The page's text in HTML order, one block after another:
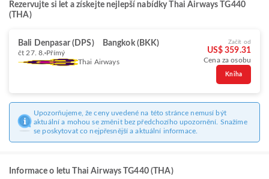
Rezervujte si let a získejte nejlepší nabídky Thai Airways TG440
(THA)
Bali Denpasar (DPS) Bangkok (BKK)
čt 27. 8. Přímý
Thai Airways
Začít od
US$ 359.31
Cena za osobu
Kniha
Upozorňujeme, že ceny uvedené na této stránce nemusí být
aktuální a mohou se změnit bez předchozího upozornění. Snažíme
se poskytovat co nejpřesnější a aktuální informace.
Informace o letu Thai Airways TG440 (THA)